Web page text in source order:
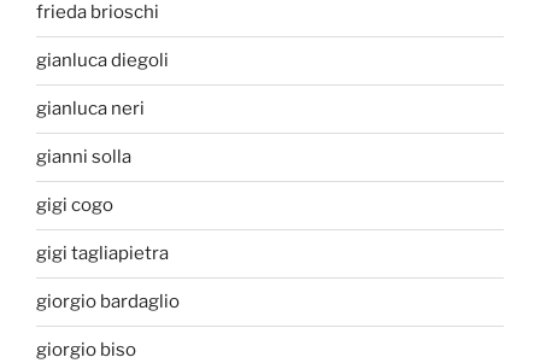
frieda brioschi
gianluca diegoli
gianluca neri
gianni solla
gigi cogo
gigi tagliapietra
giorgio bardaglio
giorgio biso